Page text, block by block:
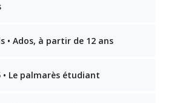
• Ados, à partir de 12 ans
• Le palmarès étudiant